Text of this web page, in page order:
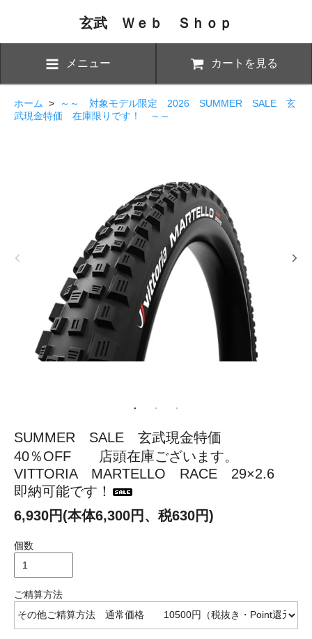
玄武 Ｗｅｂ Ｓｈｏｐ
メニュー カートを見る
ホーム >
～～ 対象モデル限定 2026 SUMMER SALE 玄
武現金特価 在庫限りです！ ～～
SUMMER SALE 玄武現金特価
40％OFF 店頭在庫ございます。
VITTORIA MARTELLO RACE 29×2.6
即納可能です！
6,930円(本体6,300円、税630円)
個数
ご精算方法